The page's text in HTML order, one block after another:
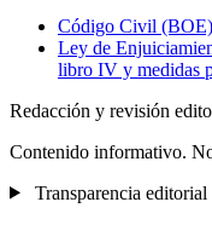
Código Civil
Ley de
libro IV y medidas
Redacción y revisión
Contenido informativo.
Transparencia editorial